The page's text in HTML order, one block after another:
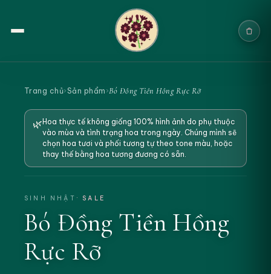
Sản phẩm
Cưới & Sự kiện
Blogs
Chính sách
Địa chỉ & Liên hệ
Tìm sản phẩm
Trang chủ›Sản phẩm ›Bó Đồng Tiền Hồng Rực Rỡ
🌿 Hoa thực tế không giống 100% hình ảnh do phụ thuộc
vào mùa và tình trạng hoa trong ngày. Chúng mình sẽ
chọn hoa tươi và phối tương tự theo tone màu, hoặc
thay thế bằng hoa tương đương có sẵn.
SINH NHẬT · SALE
Bó Đồng Tiền Hồng
Rực Rỡ